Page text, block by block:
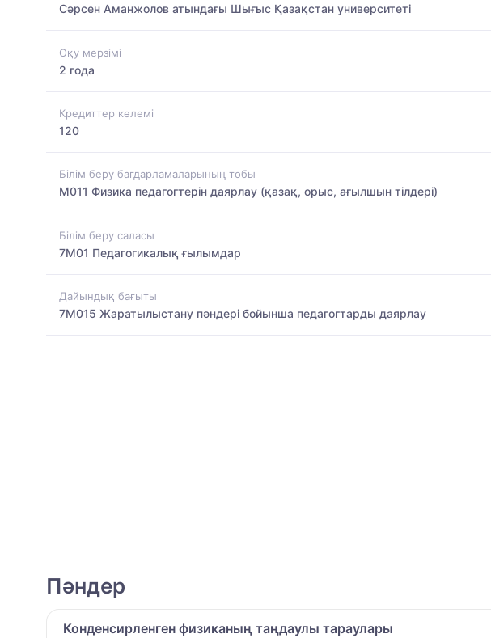
Сәрсен Аманжолов атындағы Шығыс Қазақстан университеті
Оқу мерзімі
2 года
Кредиттер көлемі
120
Білім беру бағдарламаларының тобы
M011 Физика педагогтерін даярлау (қазақ, орыс, ағылшын тілдері)
Білім беру саласы
7M01 Педагогикалық ғылымдар
Дайындық бағыты
7M015 Жаратылыстану пәндері бойынша педагогтарды даярлау
Пәндер
Конденсирленген физиканың таңдаулы тараулары